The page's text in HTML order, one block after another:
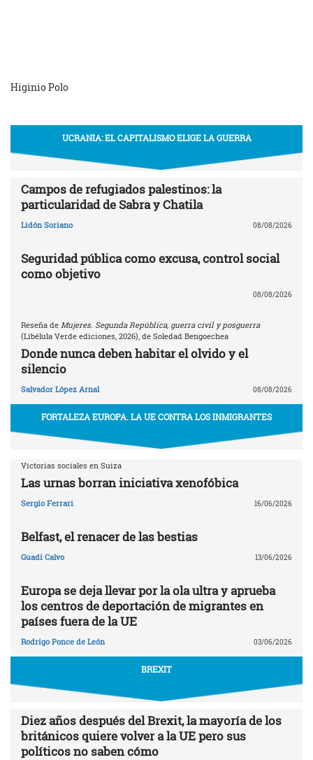
Higinio Polo
UCRANIA: EL CAPITALISMO ELIGE LA GUERRA
Campos de refugiados palestinos: la
particularidad de Sabra y Chatila
Lidón Soriano 08/08/2026
Seguridad pública como excusa, control social
como objetivo
08/08/2026
Reseña de Mujeres. Segunda República, guerra civil y posguerra
(Libélula Verde ediciones, 2026), de Soledad Bengoechea
Donde nunca deben habitar el olvido y el
silencio
Salvador López Arnal 08/08/2026
FORTALEZA EUROPA. LA UE CONTRA LOS INMIGRANTES
Victorias sociales en Suiza
Las urnas borran iniciativa xenofóbica
Sergio Ferrari 16/06/2026
Belfast, el renacer de las bestias
Guadi Calvo 13/06/2026
Europa se deja llevar por la ola ultra y aprueba
los centros de deportación de migrantes en
países fuera de la UE
Rodrigo Ponce de León 03/06/2026
BREXIT
Diez años después del Brexit, la mayoría de los
británicos quiere volver a la UE pero sus
políticos no saben cómo